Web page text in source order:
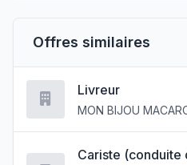
Offres similaires
Livreur
MON BIJOU
Cariste (conduite